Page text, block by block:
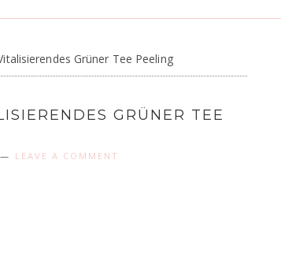
Grüner Tee Peeling
GRÜNER TEE
LEAVE A COMMENT